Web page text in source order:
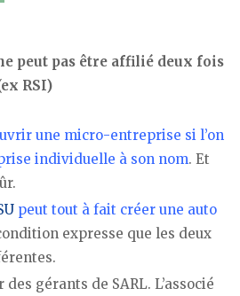
peut pas être affilié deux fois
RSI)
une micro-entreprise si l’on
individuelle à son nom. Et
peut tout à fait créer une auto
expresse que les deux
gérants de SARL. L’associé